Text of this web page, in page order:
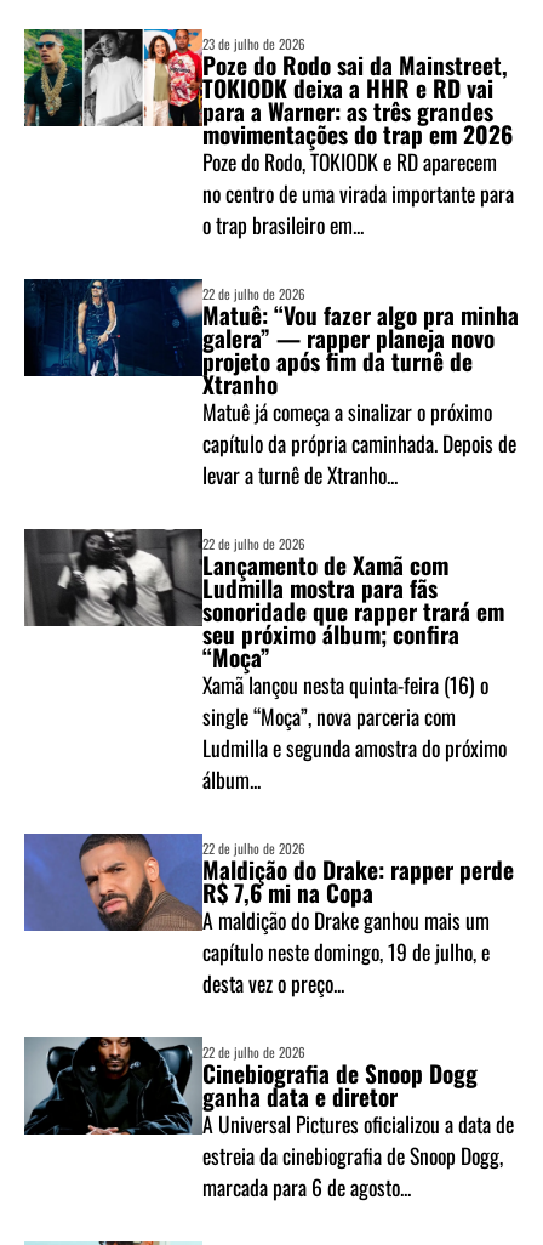
23 de julho de 2026
Poze do Rodo sai da Mainstreet,
TOKIODK deixa a HHR e RD vai
para a Warner: as três grandes
movimentações do trap em 2026
Poze do Rodo, TOKIODK e RD aparecem
no centro de uma virada importante para
o trap brasileiro em...
22 de julho de 2026
Matuê: “Vou fazer algo pra minha
galera” — rapper planeja novo
projeto após fim da turnê de
Xtranho
Matuê já começa a sinalizar o próximo
capítulo da própria caminhada. Depois de
levar a turnê de Xtranho...
22 de julho de 2026
Lançamento de Xamã com
Ludmilla mostra para fãs
sonoridade que rapper trará em
seu próximo álbum; confira
“Moça”
Xamã lançou nesta quinta-feira (16) o
single “Moça”, nova parceria com
Ludmilla e segunda amostra do próximo
álbum...
22 de julho de 2026
Maldição do Drake: rapper perde
R$ 7,6 mi na Copa
A maldição do Drake ganhou mais um
capítulo neste domingo, 19 de julho, e
desta vez o preço...
22 de julho de 2026
Cinebiografia de Snoop Dogg
ganha data e diretor
A Universal Pictures oficializou a data de
estreia da cinebiografia de Snoop Dogg,
marcada para 6 de agosto...